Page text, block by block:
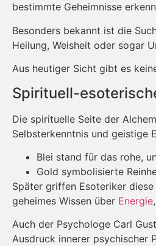
bestimmte Geheimnisse
Besonders bekannt ist die
Heilung, Weisheit oder sogar
Aus heutiger Sicht gibt es
Spirituell-
Die spirituelle Seite der
Selbsterkenntnis und geistige
Blei stand für das rohe,
Gold symbolisierte
Später griffen Esoteriker
geheimes Wissen über Energie
Auch der Psychologe Carl
Ausdruck innerer psychischer